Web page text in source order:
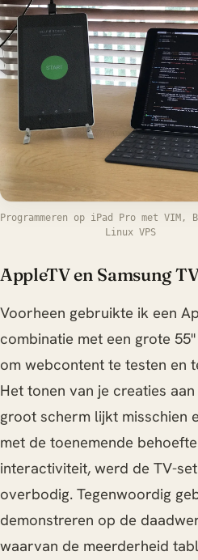
Programmeren op iPad Pro met VIM,
Linux VPS
AppleTV en Samsung
Voorheen gebruikte ik een
combinatie met een grote
om webcontent te testen en
Het tonen van je creaties
groot scherm lijkt misschien
met de toenemende
interactiviteit, werd de TV-
overbodig. Tegenwoordig
demonstreren op de
waarvan de meerderheid